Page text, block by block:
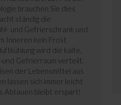
brauchen Sie dies
ständig die
und Gefrierschrank und
Inneren kein Frost
wird die kalte,
Gefrierraum verteilt.
der Lebensmittel aus
lassen sich immer leicht
Abtauen bleibt erspart!